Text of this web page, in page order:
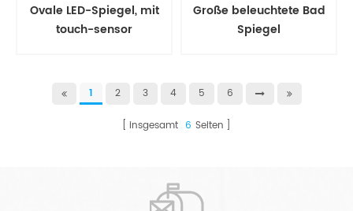
Ovale LED-Spiegel, mit
touch-sensor
Große beleuchtete Bad
Spiegel
1 2 3 4 5 6
insgesamt 6 Seiten